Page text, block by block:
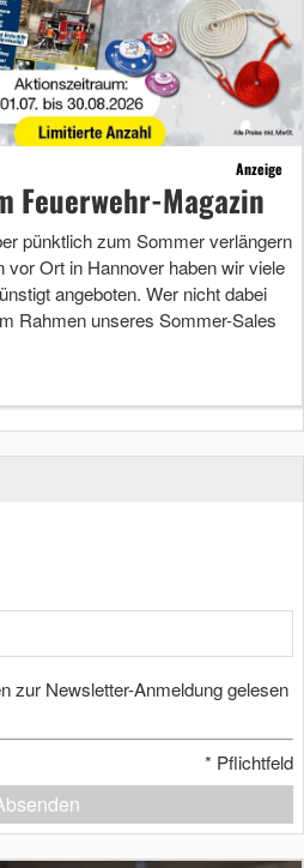
Anzeige
Feuerwehr-Magazin
pünktlich zum Sommer verlängern
Ort in Hannover haben wir viele
angeboten. Wer nicht dabei
Rahmen unseres Sommer-Sales
zur Newsletter-Anmeldung gelesen
* Pflichtfeld